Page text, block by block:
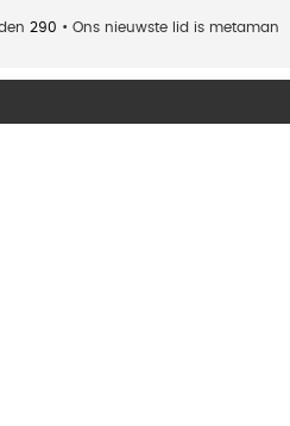
290 • Ons nieuwste lid is metaman